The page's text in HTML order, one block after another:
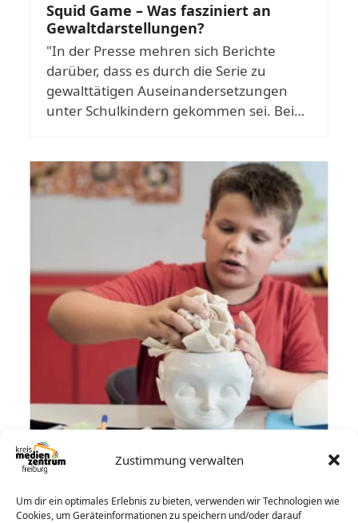
Zustimmung verwalten
Um dir ein optimales Erlebnis zu bieten, verwenden wir Technologien wie
Cookies, um Geräteinformationen zu speichern und/oder darauf
Squid Game – Was fasziniert an
Gewaltdarstellungen?
"In der Presse mehren sich Berichte
darüber, dass es durch die Serie zu
gewalttätigen Auseinandersetzungen
unter Schulkindern gekommen sei. Bei…
Kreismedienzentrum Freiburg